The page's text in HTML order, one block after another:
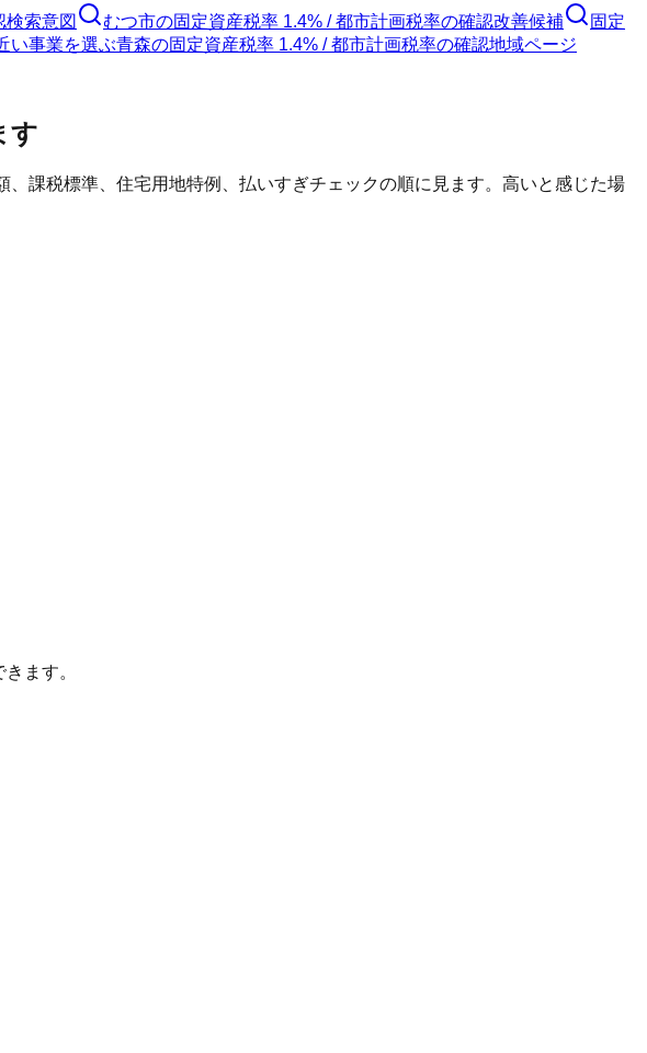
検索意図 むつ市の固定資産税率 1.4% / 都市計画税率の確認改善候補
固定
い事業を選ぶ青森の固定資産税率 1.4% / 都市計画税率の確認地域ページ
す
課税標準、住宅用地特例、払いすぎチェックの順に見ます。高いと感じた場
ます。